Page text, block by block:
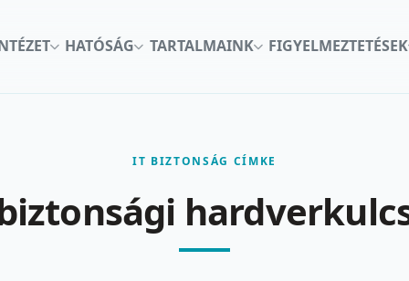
HATÓSÁG TARTALMAINK FIGYELMEZTETÉSEK
IT BIZTONSÁG CÍMKE